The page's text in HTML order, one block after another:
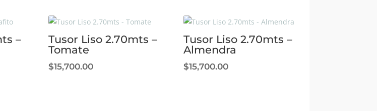
–
Tusor Liso 2.70mts –
Tomate
$15,700.00
Tusor Liso 2.70mts –
Almendra
$15,700.00